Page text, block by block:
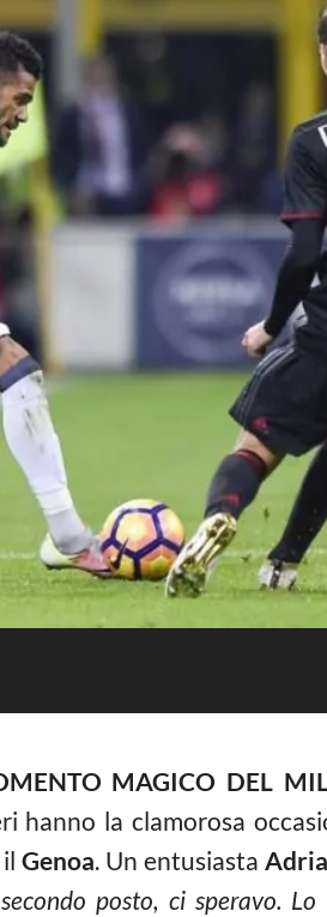
MAGICO DEL
hanno la clamorosa
ilGenoa. Un entusiasta
posto, ci speravo.